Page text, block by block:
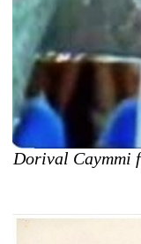
Dorival Caymmi